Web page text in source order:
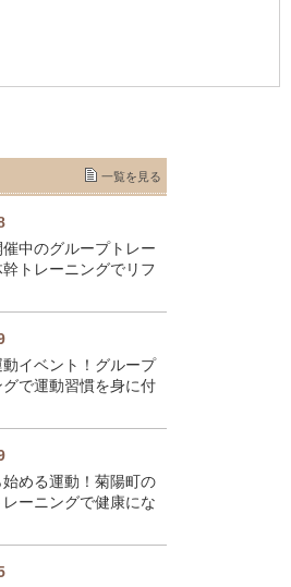
一覧を見る
中のグループトレー
トレーニングでリフ
イベント！グループ
グで運動習慣を身に付
始める運動！菊陽町の
ーニングで健康にな